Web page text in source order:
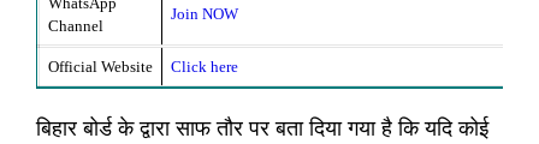
Channel
Join NOW
Official Website Click here
बिहार बोर्ड के द्वारा साफ तौर पर बता दिया गया है कि यदि कोई